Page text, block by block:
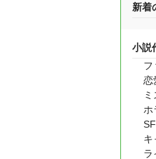
新着
小説
フ
恋
ホ
キ
ラ